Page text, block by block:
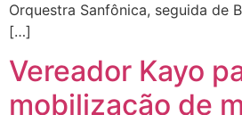
Orquestra Sanfônica, seguida de
[…]
Vereador Kayo
mobilização de